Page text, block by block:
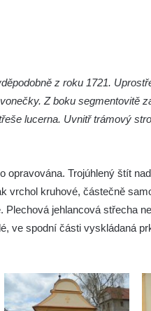
z roku 1721.
Z boku segmentovitě
lucerna. Uvnitř trámový
opravována. Trojúhlený štít
vrchol kruhové, částečně
jehlancová střecha
ve spodní části vyskládaná